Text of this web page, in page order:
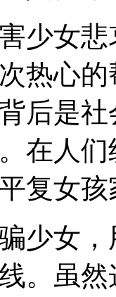
女悲
热心
后是
在人
复女
女，
。虽